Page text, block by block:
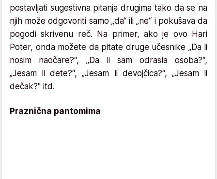
postavljati sugestivna pitanja drugima tako da se na
njih može odgovoriti samo „da“ ili „ne“ i pokušava da
pogodi skrivenu reč. Na primer, ako je ovo Hari
Poter, onda možete da pitate druge učesnike „Da li
nosim naočare?“, „Da li sam odrasla osoba?“,
„Jesam li dete?“, „Jesam li devojčica?“, „Jesam li
dečak?" itd.
Praznična pantomima